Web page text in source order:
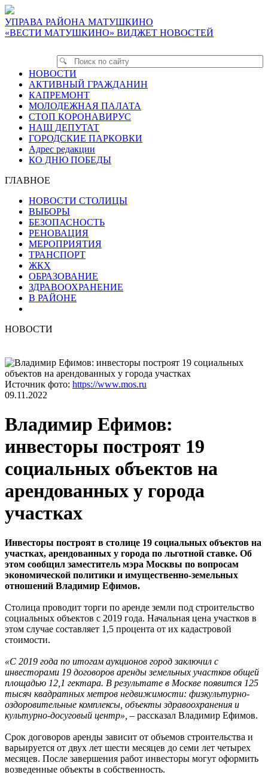
УПРАВА РАЙОНА МАТУШКИНО
«ВЕСТИ МАТУШКИНО» ВИДЖЕТ НОВОСТЕЙ
НОВОСТИ
АКТИВНЫЙ ГРАЖДАНИН
КАПРЕМОНТ
МОЛОДЕЖНАЯ ПАЛАТА
СТОП КОРОНАВИРУС
НАШ ДЕПУТАТ
ГОРОДСКИЕ ПАРКОВКИ
Адрес редакции
КО ДНЮ ПОБЕДЫ
ГЛАВНОЕ
НОВОСТИ СТОЛИЦЫ
ВЫБОРЫ
БЕЗОПАСНОСТЬ
РЕНОВАЦИЯ
МЕРОПРИЯТИЯ
ТРАНСПОРТ
ЖКХ
ОБРАЗОВАНИЕ
ЗДРАВООХРАНЕНИЕ
В РАЙОНЕ
НОВОСТИ
Источник фото: https://www.mos.ru
09.11.2022
Владимир Ефимов:
инвесторы построят 19
социальных объектов на
арендованных у города
участках
Инвесторы построят в столице 19 социальных объектов на
участках, арендованных у города по льготной ставке. Об
этом сообщил заместитель мэра Москвы по вопросам
экономической политики и имущественно-земельных
отношений Владимир Ефимов.
Столица проводит торги по аренде земли под строительство
социальных объектов с 2019 года. Начальная цена участков в
этом случае составляет 1,5 процента от их кадастровой
стоимости.
«С 2019 года по итогам аукционов город заключил с
инвесторами 19 договоров аренды земельных участков общей
площадью 12,1 гектара. В результате в Москве появится 125
тысяч квадратных метров недвижимости: физкультурно-
оздоровительные комплексы, объекты здравоохранения и
культурно-досуговый центр», – рассказал Владимир Ефимов.
Срок договоров аренды зависит от объемов строительства и
варьируется от двух лет шести месяцев до семи лет четырех
месяцев. После завершения работ инвесторы могут оформить
возведенные объекты в собственность.